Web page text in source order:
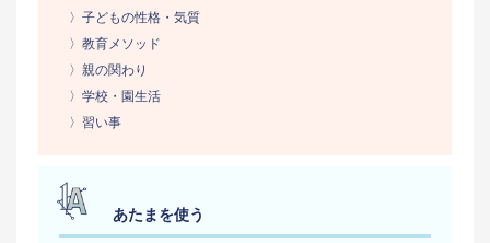
〉子どもの性格・気質
〉教育メソッド
〉親の関わり
〉学校・園生活
〉習い事
あたまを使う